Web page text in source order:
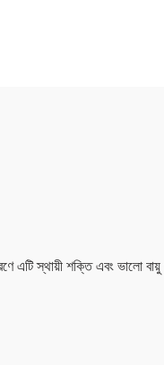
এটি স্থায়ী শক্তি এবং ভালো বায়ু